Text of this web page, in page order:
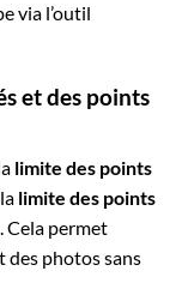
via l’outil
et des points
limite des points
limite des points
Cela permet
des photos sans